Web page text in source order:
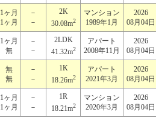
1ヶ月
1ヶ月
－
－
2K
30.08m2
マンション
1989年1月
2026
08月04日
1ヶ月
無
－
－
2LDK
41.32m2
アパート
2008年11月
2026
08月04日
無
無
－
－
1K
18.26m2
アパート
2021年3月
2026
08月04日
1ヶ月
1ヶ月
－
－
1R
18.21m2
マンション
2020年3月
2026
08月04日